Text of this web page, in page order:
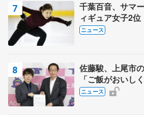
千葉百音、サマ
ィギュア女子2位
ニュース
佐藤駿、上尾市
「ご飯がおいし
力」
ニュース